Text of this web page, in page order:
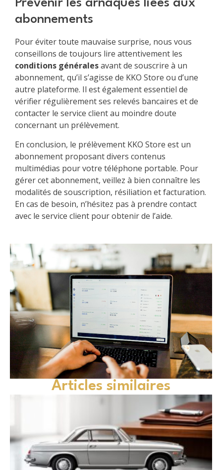
Prévenir les arnaques liées aux
abonnements
Pour éviter toute mauvaise surprise, nous vous
conseillons de toujours lire attentivement les
conditions généralesavant de souscrire à un
abonnement, qu’il s’agisse de KKO Store ou d’une
autre plateforme. Il est également essentiel de
vérifier régulièrement ses relevés bancaires et de
contacter le service client au moindre doute
concernant un prélèvement.
En conclusion, le prélèvement KKO Store est un
abonnement proposant divers contenus
multimédias pour votre téléphone portable. Pour
gérer cet abonnement, veillez à bien connaître les
modalités de souscription, résiliation et facturation.
En cas de besoin, n’hésitez pas à prendre contact
avec le service client pour obtenir de l’aide.
Articles similaires